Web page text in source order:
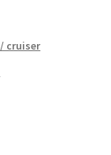
cruiser